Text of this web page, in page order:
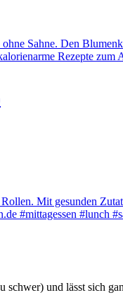
schwer) und lässt sich